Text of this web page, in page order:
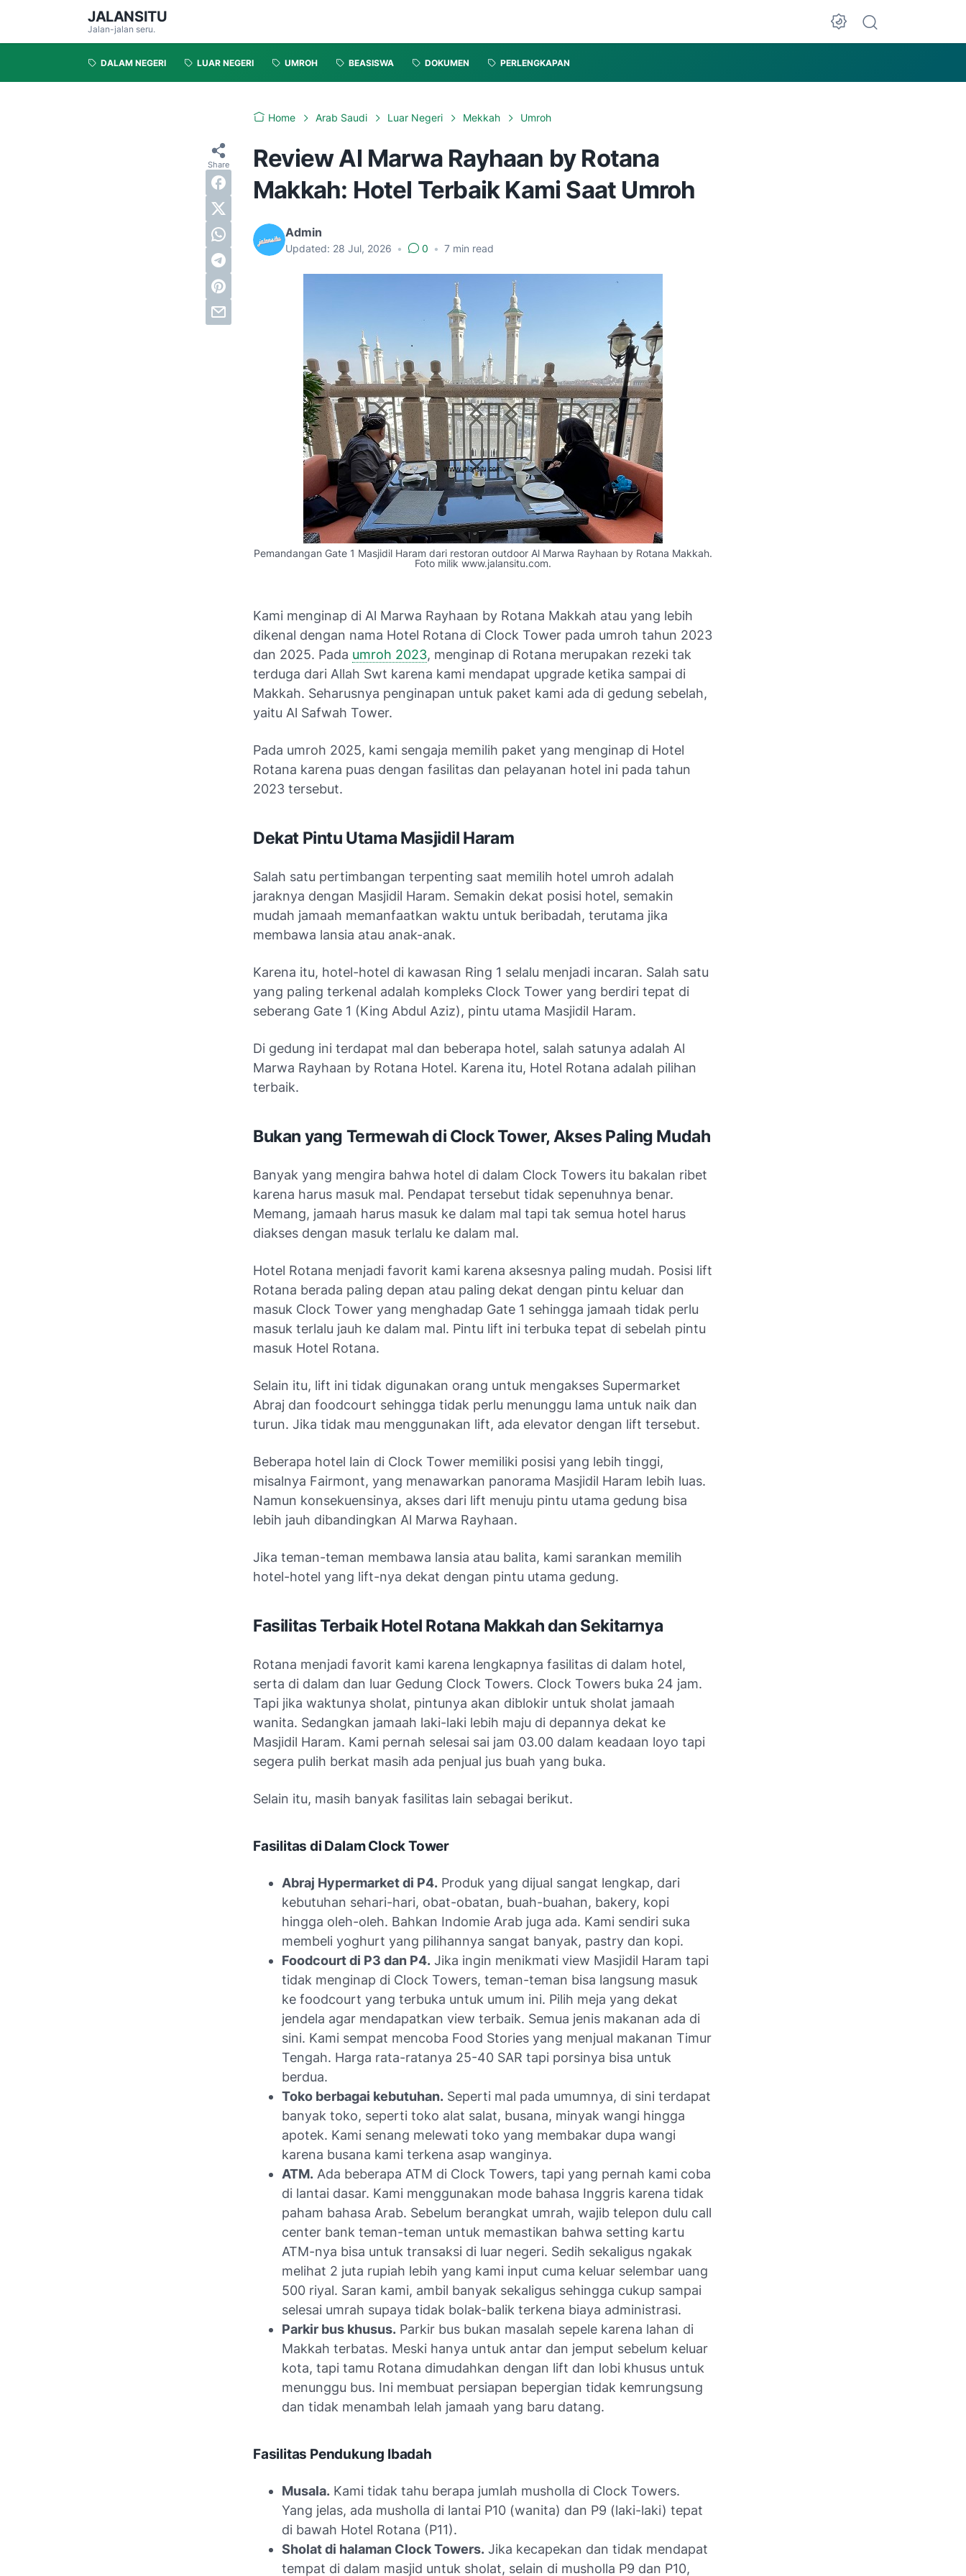
JALANSITU
Jalan-jalan seru.
DALAM NEGERI LUAR NEGERI UMROH BEASISWA DOKUMEN PERLENGKAPAN
Home Arab Saudi Luar Negeri Mekkah Umroh
Review Al Marwa Rayhaan by Rotana
Makkah: Hotel Terbaik Kami Saat Umroh
Admin
Updated: 28 Jul, 2026 • 0 • 7 min read
Pemandangan Gate 1 Masjidil Haram dari restoran outdoor Al Marwa Rayhaan by Rotana Makkah.
Foto milik www.jalansitu.com.
Kami menginap di Al Marwa Rayhaan by Rotana Makkah atau yang lebih
dikenal dengan nama Hotel Rotana di Clock Tower pada umroh tahun 2023
dan 2025. Pada umroh 2023, menginap di Rotana merupakan rezeki tak
terduga dari Allah Swt karena kami mendapat upgrade ketika sampai di
Makkah. Seharusnya penginapan untuk paket kami ada di gedung sebelah,
yaitu Al Safwah Tower.
Pada umroh 2025, kami sengaja memilih paket yang menginap di Hotel
Rotana karena puas dengan fasilitas dan pelayanan hotel ini pada tahun
2023 tersebut.
Dekat Pintu Utama Masjidil Haram
Salah satu pertimbangan terpenting saat memilih hotel umroh adalah
jaraknya dengan Masjidil Haram. Semakin dekat posisi hotel, semakin
mudah jamaah memanfaatkan waktu untuk beribadah, terutama jika
membawa lansia atau anak-anak.
Karena itu, hotel-hotel di kawasan Ring 1 selalu menjadi incaran. Salah satu
yang paling terkenal adalah kompleks Clock Tower yang berdiri tepat di
seberang Gate 1 (King Abdul Aziz), pintu utama Masjidil Haram.
Di gedung ini terdapat mal dan beberapa hotel, salah satunya adalah Al
Marwa Rayhaan by Rotana Hotel. Karena itu, Hotel Rotana adalah pilihan
terbaik.
Bukan yang Termewah di Clock Tower, Akses Paling Mudah
Banyak yang mengira bahwa hotel di dalam Clock Towers itu bakalan ribet
karena harus masuk mal. Pendapat tersebut tidak sepenuhnya benar.
Memang, jamaah harus masuk ke dalam mal tapi tak semua hotel harus
diakses dengan masuk terlalu ke dalam mal.
Hotel Rotana menjadi favorit kami karena aksesnya paling mudah. Posisi lift
Rotana berada paling depan atau paling dekat dengan pintu keluar dan
masuk Clock Tower yang menghadap Gate 1 sehingga jamaah tidak perlu
masuk terlalu jauh ke dalam mal. Pintu lift ini terbuka tepat di sebelah pintu
masuk Hotel Rotana.
Selain itu, lift ini tidak digunakan orang untuk mengakses Supermarket
Abraj dan foodcourt sehingga tidak perlu menunggu lama untuk naik dan
turun. Jika tidak mau menggunakan lift, ada elevator dengan lift tersebut.
Beberapa hotel lain di Clock Tower memiliki posisi yang lebih tinggi,
misalnya Fairmont, yang menawarkan panorama Masjidil Haram lebih luas.
Namun konsekuensinya, akses dari lift menuju pintu utama gedung bisa
lebih jauh dibandingkan Al Marwa Rayhaan.
Jika teman-teman membawa lansia atau balita, kami sarankan memilih
hotel-hotel yang lift-nya dekat dengan pintu utama gedung.
Fasilitas Terbaik Hotel Rotana Makkah dan Sekitarnya
Rotana menjadi favorit kami karena lengkapnya fasilitas di dalam hotel,
serta di dalam dan luar Gedung Clock Towers. Clock Towers buka 24 jam.
Tapi jika waktunya sholat, pintunya akan diblokir untuk sholat jamaah
wanita. Sedangkan jamaah laki-laki lebih maju di depannya dekat ke
Masjidil Haram. Kami pernah selesai sai jam 03.00 dalam keadaan loyo tapi
segera pulih berkat masih ada penjual jus buah yang buka.
Selain itu, masih banyak fasilitas lain sebagai berikut.
Fasilitas di Dalam Clock Tower
Abraj Hypermarket di P4. Produk yang dijual sangat lengkap, dari
kebutuhan sehari-hari, obat-obatan, buah-buahan, bakery, kopi
hingga oleh-oleh. Bahkan Indomie Arab juga ada. Kami sendiri suka
membeli yoghurt yang pilihannya sangat banyak, pastry dan kopi.
Foodcourt di P3 dan P4. Jika ingin menikmati view Masjidil Haram tapi
tidak menginap di Clock Towers, teman-teman bisa langsung masuk
ke foodcourt yang terbuka untuk umum ini. Pilih meja yang dekat
jendela agar mendapatkan view terbaik. Semua jenis makanan ada di
sini. Kami sempat mencoba Food Stories yang menjual makanan Timur
Tengah. Harga rata-ratanya 25-40 SAR tapi porsinya bisa untuk
berdua.
Toko berbagai kebutuhan. Seperti mal pada umumnya, di sini terdapat
banyak toko, seperti toko alat salat, busana, minyak wangi hingga
apotek. Kami senang melewati toko yang membakar dupa wangi
karena busana kami terkena asap wanginya.
ATM. Ada beberapa ATM di Clock Towers, tapi yang pernah kami coba
di lantai dasar. Kami menggunakan mode bahasa Inggris karena tidak
paham bahasa Arab. Sebelum berangkat umrah, wajib telepon dulu call
center bank teman-teman untuk memastikan bahwa setting kartu
ATM-nya bisa untuk transaksi di luar negeri. Sedih sekaligus ngakak
melihat 2 juta rupiah lebih yang kami input cuma keluar selembar uang
500 riyal. Saran kami, ambil banyak sekaligus sehingga cukup sampai
selesai umrah supaya tidak bolak-balik terkena biaya administrasi.
Parkir bus khusus. Parkir bus bukan masalah sepele karena lahan di
Makkah terbatas. Meski hanya untuk antar dan jemput sebelum keluar
kota, tapi tamu Rotana dimudahkan dengan lift dan lobi khusus untuk
menunggu bus. Ini membuat persiapan bepergian tidak kemrungsung
dan tidak menambah lelah jamaah yang baru datang.
Fasilitas Pendukung Ibadah
Musala. Kami tidak tahu berapa jumlah musholla di Clock Towers.
Yang jelas, ada musholla di lantai P10 (wanita) dan P9 (laki-laki) tepat
di bawah Hotel Rotana (P11).
Sholat di halaman Clock Towers. Jika kecapekan dan tidak mendapat
tempat di dalam masjid untuk sholat, selain di musholla P9 dan P10,